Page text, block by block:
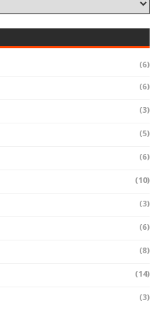
(6)
(6)
(3)
(5)
(6)
(10)
(3)
(6)
(8)
(14)
(3)